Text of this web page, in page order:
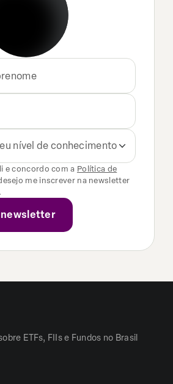
nível de conhecimento
e concordo com a Política de
me inscrever na newsletter
ETFs, FIIs e Fundos no Brasil